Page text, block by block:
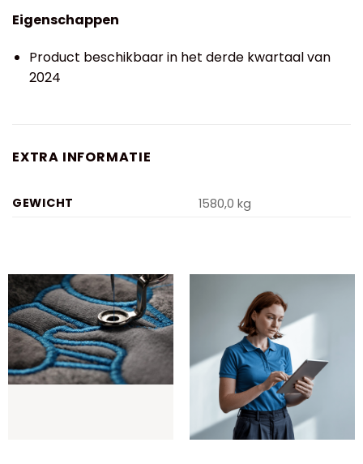
Eigenschappen
Product beschikbaar in het derde kwartaal van
2024
EXTRA INFORMATIE
GEWICHT 1580,0 kg